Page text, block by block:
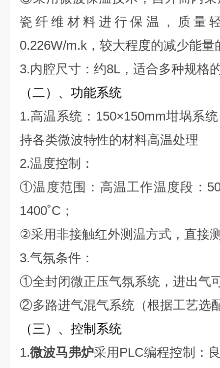
瓷纤维材料进行保温，质量
0.226W/m.k，较大程度的减少能量
3.内腔尺寸：约8L，适合多种规格
（二）、功能系统
1.高温系统：150×150mm坩埚系
持各类微波特性的材料高温处理
2.温度控制：
①温度范围：高温工作温度段：
1400˚C；
②采用非接触红外测温方式，直接
3.气氛条件：
①全封闭微正压气氛系统，进出气
②多路进气混气系统（根据工艺选
（三）、控制系统
1.微波马弗炉采用PLC编程控制：